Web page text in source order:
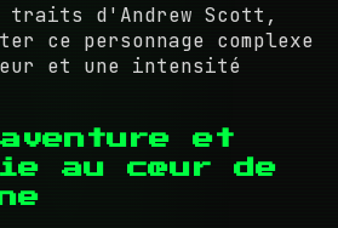
traits d'Andrew Scott,
ce personnage complexe
et une intensité
et
au cœur de